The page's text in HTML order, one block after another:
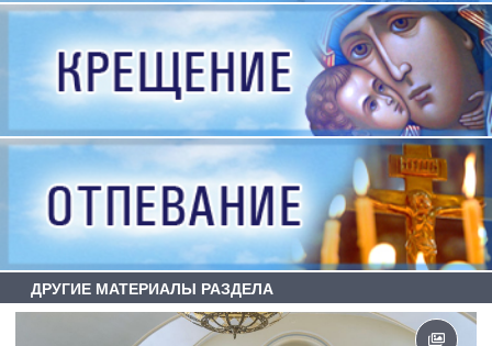
ДРУГИЕ МАТЕРИАЛЫ РАЗДЕЛА